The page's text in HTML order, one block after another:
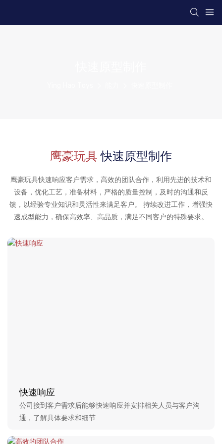
鹰豪玩具快速原型制作
鹰豪玩具快速响应客户需求，高效的团队合作，利用先进的技术和
设备，优化工艺，准备材料，严格的质量控制，及时的沟通和反
馈，以经验专业知识和灵活性来满足客户。 持续改进工作，增强快
速成型能力，确保高效率、高品质，满足不同客户的特殊要求。
快速响应
公司接到客户需求后能够快速响应并安排相关人员与客户沟
通，了解具体要求和细节